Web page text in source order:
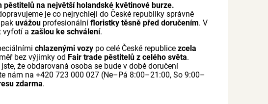
na největší holandské květinové burze.
je co nejrychleji do České republiky správně
pakuvážou profesionálnífloristky těsně před doručením. V
vyfotí azašlou ke schválení.
chlazenými vozy po celé České republicezcela
bez výjimky od Fair trade pěstitelů z celého světa.
že obdarovaná osoba se bude v době doručení
nám na +420 723 000 027 (Ne–Pá 8:00–21:00, So 9:00–
zdarma.